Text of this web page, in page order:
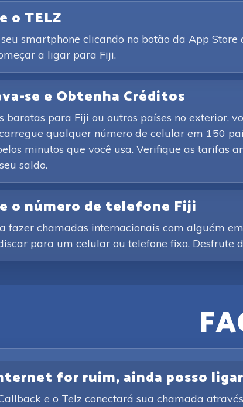
o TELZ
smartphone clicando no botão da App
a ligar para Fiji.
se e Obtenha Créditos
baratas para Fiji ou outros países no exterior,
qualquer número de celular em 150
minutos que você usa. Verifique as tarifas
saldo.
o número de telefone Fiji
fazer chamadas internacionais com alguém
para um celular ou telefone fixo.
for ruim, ainda posso
e o Telz conectará sua chamada